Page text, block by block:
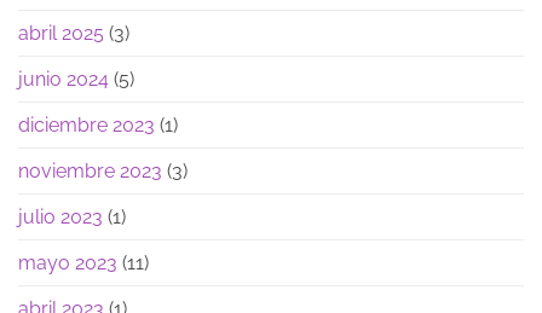
abril 2025 (3)
junio 2024 (5)
diciembre 2023 (1)
noviembre 2023 (3)
julio 2023 (1)
mayo 2023 (11)